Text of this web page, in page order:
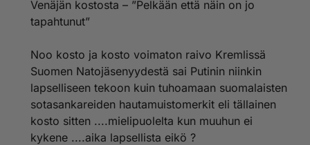
Venäjän kostosta – ”Pelkään että näin on jo
tapahtunut”
Noo kosto ja kosto voimaton raivo Kremlissä
Suomen Natojäsenyydestä sai Putinin niinkin
lapselliseen tekoon kuin tuhoamaan suomalaisten
sotasankareiden hautamuistomerkit eli tällainen
kosto sitten ....mielipuolelta kun muuhun ei
kykene ....aika lapsellista eikö ?